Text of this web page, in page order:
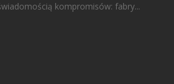
kompromisów: fabry...